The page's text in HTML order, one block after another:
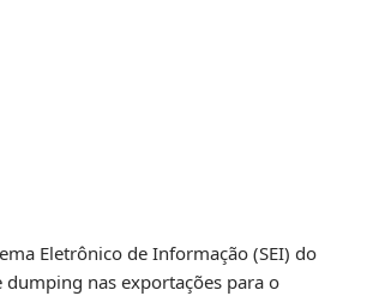
Eletrônico de Informação (SEI) do
nas exportações para o